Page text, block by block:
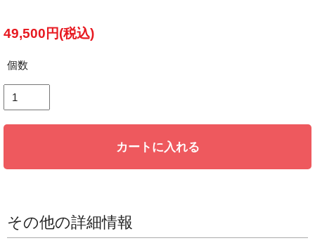
49,500円(税込)
個数
カートに入れる
その他の詳細情報